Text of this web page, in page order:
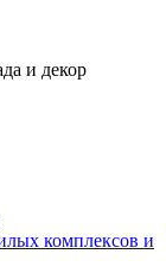
и декор
комплексов и